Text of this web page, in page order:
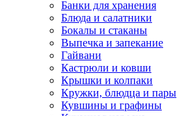
Банки для хранения
Блюда и салатники
Бокалы и стаканы
Выпечка и запекание
Гайвани
Кастрюли и ковши
Крышки и колпаки
Кружки, блюдца и пары
Кувшины и графины